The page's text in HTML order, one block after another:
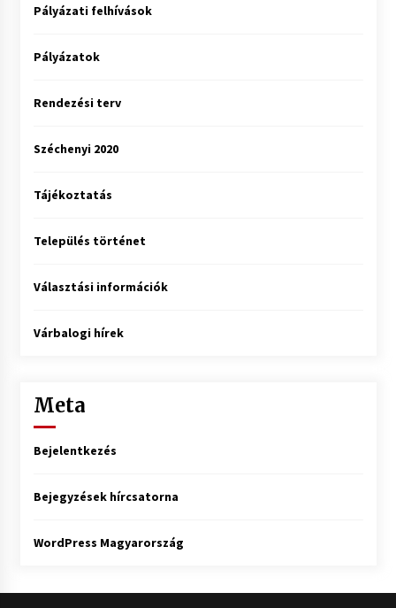
Pályázati felhívások
Pályázatok
Rendezési terv
Széchenyi 2020
Tájékoztatás
Település történet
Választási információk
Várbalogi hírek
Meta
Bejelentkezés
Bejegyzések hírcsatorna
WordPress Magyarország